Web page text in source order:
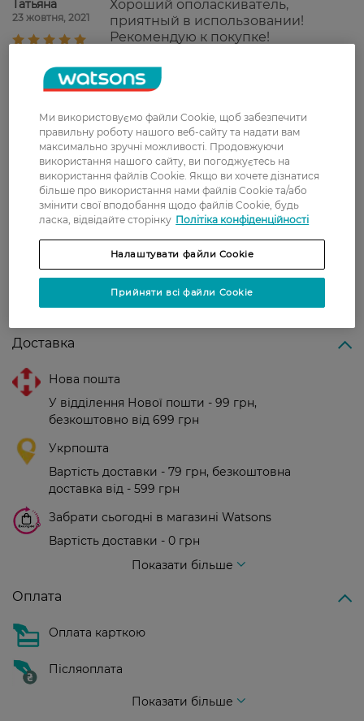
Татьяна
23 жовтня, 2021
Хороший ополаскиватель,
приятный в использовании!
Рекомендую к покупке!
10 жовтня, 2021
Чудова знижкка на якісний
ополіскувач! Раджу спробувати.
Татьяна
8 жовтня, 2021
Самый лучший ополаскиватель,
много лет покупаю.
Ольга
2 жовтня, 2021
хороший привкус и за зубами
ухаживает
Показати ще
Доставка
Нова пошта
У відділення Нової пошти - 99 грн,
безкоштовно від 699 грн
Укрпошта
Вартість доставки - 79 грн, безкоштовна
доставка від - 599 грн
Забрати сьогодні в магазині Watsons
Вартість доставки - 0 грн
Показати більше
Оплата
Оплата карткою
Післяоплата
Показати більше
Ми використовуємо файли Cookie, щоб забезпечити
правильну роботу нашого веб-сайту та надати вам
максимально зручні можливості. Продовжуючи
використання нашого сайту, ви погоджуєтесь на
використання файлів Cookie. Якщо ви хочете дізнатися
більше про використання нами файлів Cookie та/або
змінити свої вподобання щодо файлів Cookie, будь
ласка, відвідайте сторінку Політіка конфіденційності
Налаштувати файли Cookie
Прийняти всі файли Cookie